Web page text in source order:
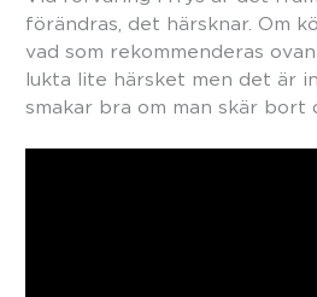
förändras, det härsknar. Om
vad som rekommenderas
lukta lite härsket men det är
smakar bra om man skär bort